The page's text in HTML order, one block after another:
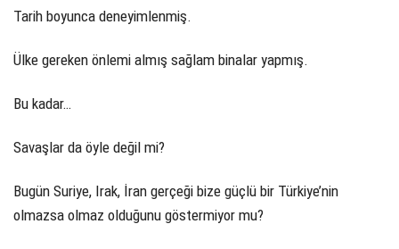
Tarih boyunca deneyimlenmiş.
Ülke gereken önlemi almış sağlam binalar yapmış.
Bu kadar…
Savaşlar da öyle değil mi?
Bugün Suriye, Irak, İran gerçeği bize güçlü bir Türkiye’nin
olmazsa olmaz olduğunu göstermiyor mu?